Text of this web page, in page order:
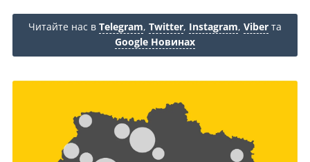
Читайте нас в Telegram, Twitter, Instagram, Viber та
Google Новинах